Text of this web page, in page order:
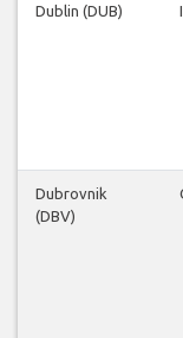
Dublin (DUB)
Dubrovnik
(DBV)